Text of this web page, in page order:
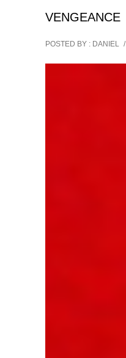
VENGEANCE
POSTED BY : DANIEL /